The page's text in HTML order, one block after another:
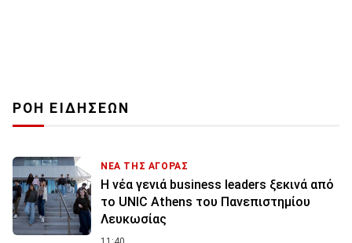
ΡΟΗ ΕΙΔΗΣΕΩΝ
ΝΕΑ ΤΗΣ ΑΓΟΡΑΣ
Η νέα γενιά business leaders ξεκινά από
το UNIC Athens του Πανεπιστημίου
Λευκωσίας